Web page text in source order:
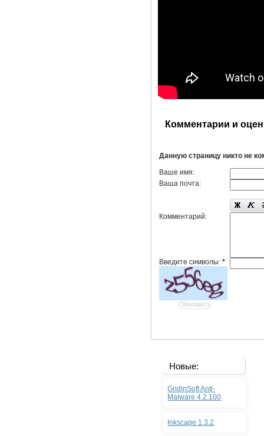
Комментарии и
Данную страницу никто не
Ваше имя:
Ваша почта:
Комментарий:
Введите символы:*
Обновить
Новые:
GridinSoft Anti-
Malware 4.2.100
Inkscape 1.3.2